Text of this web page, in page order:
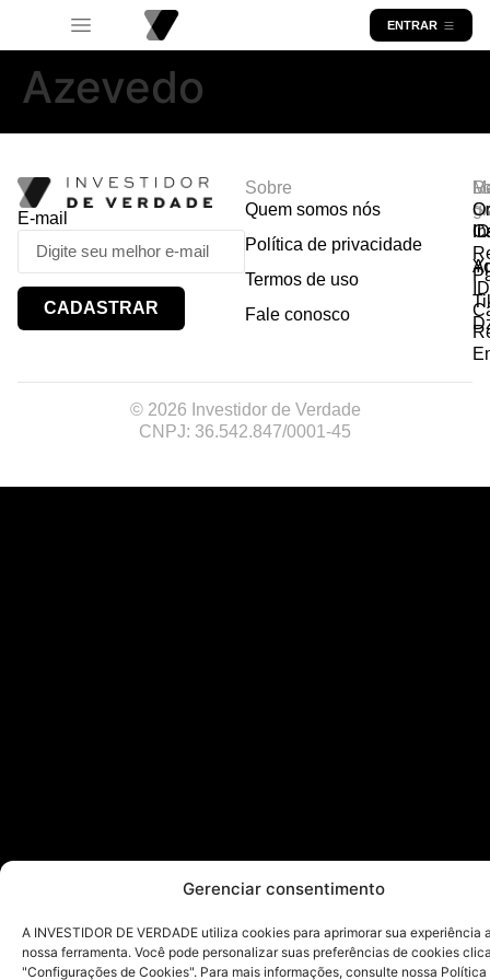
Gerenciar consentimento
A INVESTIDOR DE VERDADE utiliza cookies para aprimorar sua experiência
nossa ferramenta. Você pode personalizar suas preferências de cookies
"Configurações de Cookies". Para mais informações, consulte nossa Política
ENTRAR
Azevedo
E-mail
CADASTRAR
Sobre
Quem somos nós
Política de privacidade
Termos de uso
Fale conosco
© 2026 Investidor de Verdade
CNPJ: 36.542.847/0001-45